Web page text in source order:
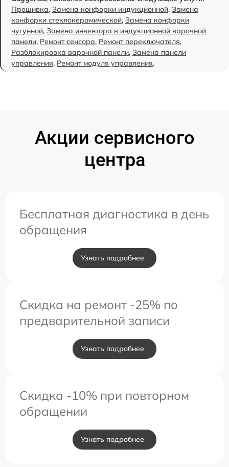
Прошивка, Замена конфорки индукционной, Замена
конфорки стеклокерамической, Замена конфорки
чугунной, Замена инвентора в индукционной варочной
панели, Ремонт сенсора, Ремонт переключателя,
Разблокировка варочной панели, Замена панели
управления, Ремонт модуля управления.
Акции сервисного
центра
Бесплатная диагностика в день
обращения
Узнать подробнее
Скидка на ремонт -25% по
предварительной записи
Узнать подробнее
Скидка -10% при повторном
обращении
Узнать подробнее